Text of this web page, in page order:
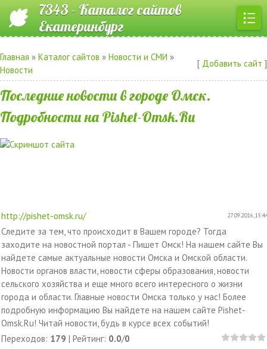
7343 - Каталог сайтов
Екатеринбург
Главная » Каталог сайтов » Новости и СМИ »
Новости
[ Добавить сайт ]
Последние новости в городе Омск.
Подробности на Pishet-Omsk.Ru
http://pishet-omsk.ru/ 27.09.2016,
Следите за тем, что происходит в Вашем городе? Тогда
заходите на новостной портал - Пишет Омск! На нашем сайте Вы
найдете самые актуальные новости Омска и Омской области.
Новости органов власти, новости сферы образования, новости
сельского хозяйства и еще много всего интересного о жизни
города и области. Главные новости Омска только у нас! Более
подробную информацию Вы найдете на нашем сайте Pishet-
Omsk.Ru! Читай новости, будь в курсе всех событий!
Переходов: 179 | Рейтинг: 0.0/0